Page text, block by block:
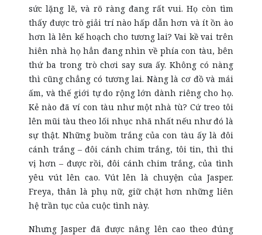
sức lặng lẽ, và rõ ràng đang rất vui. Họ còn tìm
thấy được trò giải trí nào hấp dẫn hơn và ít ồn ào
hơn là lên kế hoạch cho tương lai? Vai kề vai trên
hiên nhà họ hẳn đang nhìn về phía con tàu, bên
thứ ba trong trò chơi say sưa ấy. Không có nàng
thì cũng chẳng có tương lai. Nàng là cơ đồ và mái
ấm, và thế giới tự do rộng lớn dành riêng cho họ.
Kẻ nào đã ví con tàu như một nhà tù? Cứ treo tôi
lên mũi tàu theo lối nhục nhã nhất nếu như đó là
sự thật. Những buồm trắng của con tàu ấy là đôi
cánh trắng – đôi cánh chim trắng, tôi tin, thì thi
vị hơn – được rồi, đôi cánh chim trắng, của tình
yêu vút lên cao. Vút lên là chuyện của Jasper.
Freya, thân là phụ nữ, giữ chặt hơn những liên
hệ trần tục của cuộc tình này.
Nhưng Jasper đã được nâng lên cao theo đúng